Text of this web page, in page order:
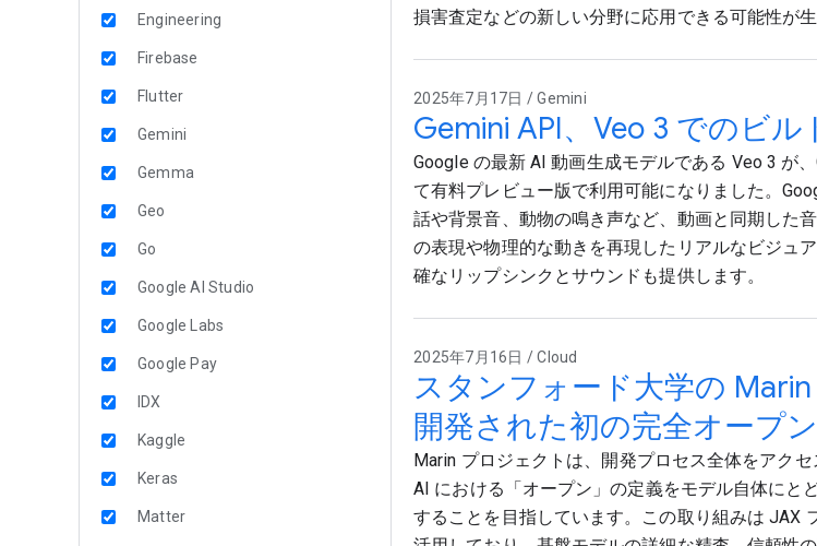
Engineering
Firebase
Flutter
Gemini
Gemma
Geo
Go
Google AI Studio
Google Labs
Google Pay
IDX
Kaggle
Keras
Matter
損害査定などの新しい分野に応用できる可能性が生
2025年7月17日 / Gemini
Gemini API、Veo 3 でのビル
Google の最新 AI 動画生成モデルである Veo 3 が
て有料プレビュー版で利用可能になりました。
話や背景音、動物の鳴き声など、動画と同期した
の表現や物理的な動きを再現したリアルなビジュ
確なリップシンクとサウンドも提供します。
2025年7月16日 / Cloud
スタンフォード大学の
開発された初の完全オープ
Marin プロジェクトは、開発プロセス全体をアク
AI における「オープン」の定義をモデル自体にと
することを目指しています。この取り組みは JAX